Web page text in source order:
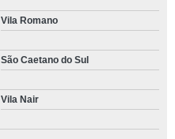
Vila Romano
São Caetano do Sul
Vila Nair